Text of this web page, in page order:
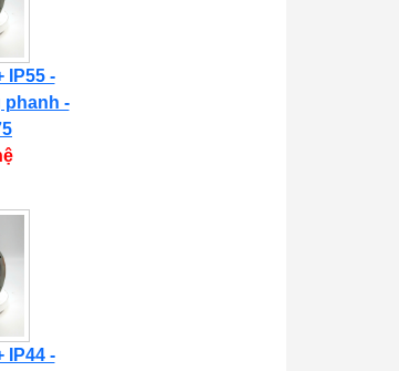
IP55 -
phanh -
IP44 -